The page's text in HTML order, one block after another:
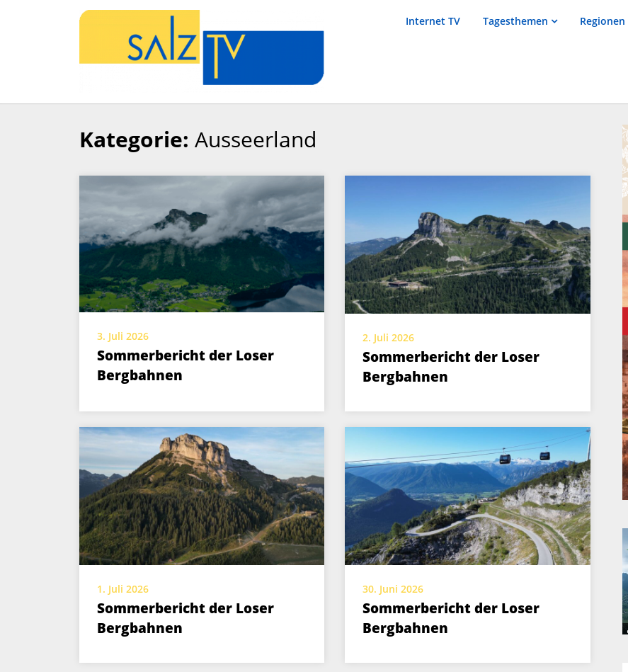
Internet TV Tagesthemen Regionen
Zum
Kategorie: Ausseerland
3. Juli 2026
Sommerbericht der Loser
Bergbahnen
2. Juli 2026
Sommerbericht der Loser
Bergbahnen
1. Juli 2026
Sommerbericht der Loser
Bergbahnen
30. Juni 2026
Sommerbericht der Loser
Bergbahnen